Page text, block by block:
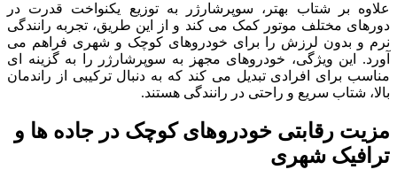
علاوه بر شتاب بهتر، سوپرشارژر به توزیع یکنواخت قدرت در
دورهای مختلف موتور کمک می کند و از این طریق، تجربه رانندگی
نرم و بدون لرزش را برای خودروهای کوچک و شهری فراهم می
آورد. این ویژگی، خودروهای مجهز به سوپرشارژر را به گزینه ای
مناسب برای افرادی تبدیل می کند که به دنبال ترکیبی از راندمان
بالا، شتاب سریع و راحتی در رانندگی هستند.
مزیت رقابتی خودروهای کوچک در جاده ها و
ترافیک شهری